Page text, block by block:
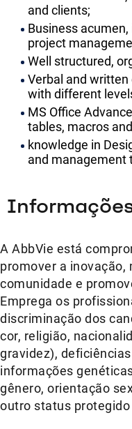
and clients;
Business
project
Well structured,
Verbal and
with different
MS Office
tables, macros
knowledge in
and management
A AbbVie está
promover a inovação,
comunidade e
Emprega os
discriminação dos
cor, religião,
gravidez),
informações
gênero, orientação
outro status protegido